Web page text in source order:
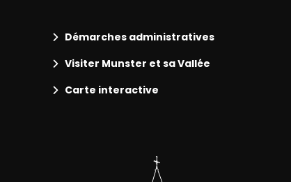
Démarches administratives
Visiter Munster et sa Vallée
Carte interactive